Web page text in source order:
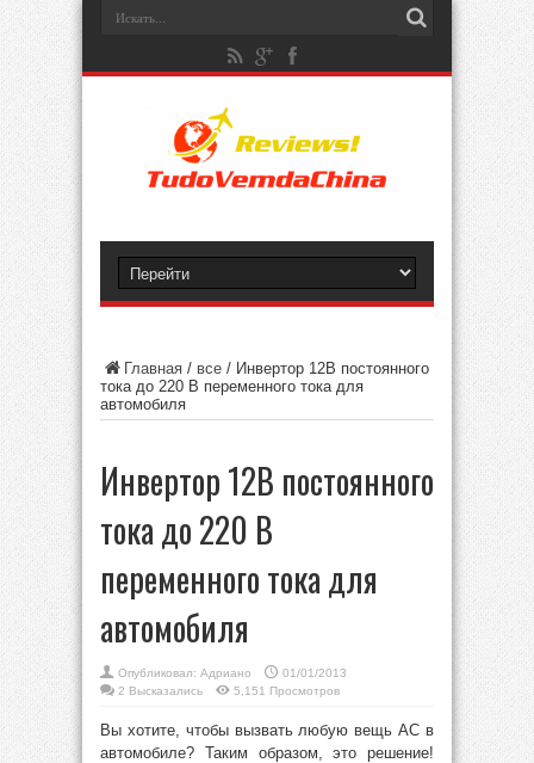
Главная / все / Инвертор 12В постоянного
тока до 220 В переменного тока для
автомобиля
Инвертор 12В постоянного
тока до 220 В
переменного тока для
автомобиля
Опубликовал: Адриано
01/01/2013
2 Высказались
5,151 Просмотров
Вы хотите, чтобы вызвать любую вещь AC в
автомобиле? Таким образом, это решение!